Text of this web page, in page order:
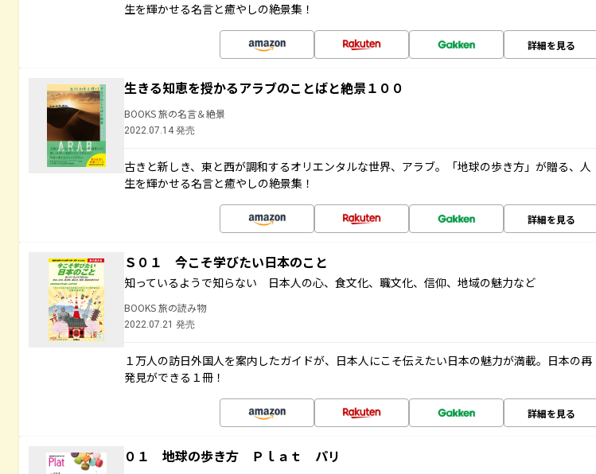
生を輝かせる名言と癒やしの絶景集！
詳細を見る
生きる知恵を授かるアラブのことばと絶景１００
BOOKS 旅の名言＆絶景
2022.07.14 発売
古きと新しき、東と西が調和するオリエンタルな世界、アラブ。「地球の歩き方」が贈る、人
生を輝かせる名言と癒やしの絶景集！
詳細を見る
Ｓ０１ 今こそ学びたい日本のこと
知っているようで知らない 日本人の心、食文化、職文化、信仰、地域の魅力など
BOOKS 旅の読み物
2022.07.21 発売
１万人の訪日外国人を案内したガイドが、日本人にこそ伝えたい日本の魅力が満載。日本の再
発見ができる１冊！
詳細を見る
０１ 地球の歩き方 Ｐｌａｔ パリ